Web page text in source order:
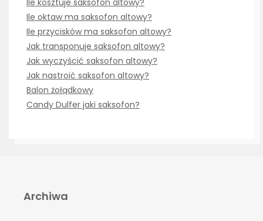
Ile kosztuje saksofon altowy?
Ile oktaw ma saksofon altowy?
Ile przycisków ma saksofon altowy?
Jak transponuje saksofon altowy?
Jak wyczyścić saksofon altowy?
Jak nastroić saksofon altowy?
Balon żołądkowy
Candy Dulfer jaki saksofon?
Archiwa